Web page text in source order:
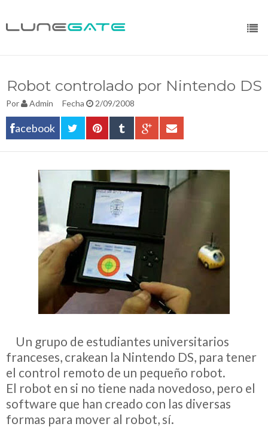
Robot controlado por Nintendo DS
Por Admin Fecha 2/09/2008
acebook
Un grupo de estudiantes universitarios
franceses, crakean la Nintendo DS, para tener
el control remoto de un pequeño robot.
El robot en si no tiene nada novedoso, pero el
software que han creado con las diversas
formas para mover al robot, sí.